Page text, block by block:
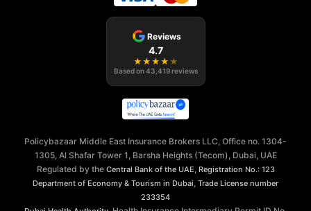
Reviews
4.7
★ ★ ★ ★ ★
Based on43,419 reviews
Policybazaar Middle East Insurance Brokers LLC, Office no. 1304-
1305, Al Shafar Tower 1, Barsha Heights (Tecom), Dubai, UAE
Regulated by the Central Bank of the UAE, Registration No.: 123
Department of Economy & Tourism in Dubai, Trade License number
233354